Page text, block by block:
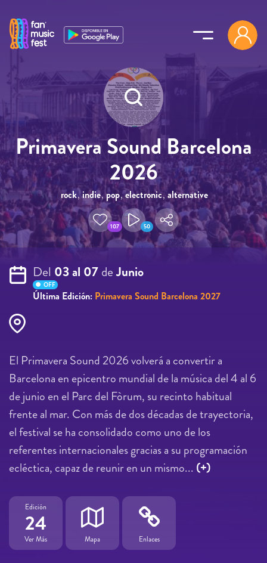
Primavera Sound Barcelona
2026
rock,indie, pop, electronic,alternative
107 50
Del 03 al 07deJunio
OFF
Última Edición: Primavera Sound Barcelona 2027
El Primavera Sound 2026 volverá a convertir a
Barcelona en epicentro mundial de la música del 4 al 6
de junio en el Parc del Fòrum, su recinto habitual
frente al mar. Con más de dos décadas de trayectoria,
el festival se ha consolidado como uno de los
referentes internacionales gracias a su programación
ecléctica, capaz de reunir en un mismo... (+)
Edición
24
Ver Más Mapa Enlaces